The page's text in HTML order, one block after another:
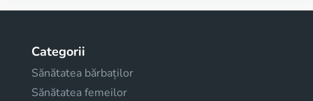
Categorii
Sănătatea bărbaților
Sănătatea femeilor